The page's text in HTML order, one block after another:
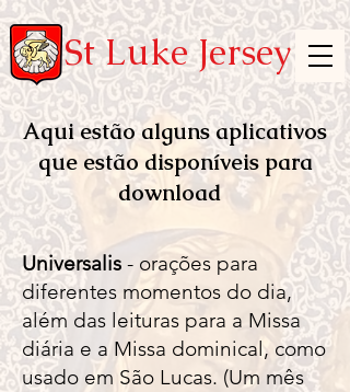
St Luke Jersey
Aqui estão alguns aplicativos
que estão disponíveis para
download
Universalis - orações para
diferentes momentos do dia,
além das leituras para a Missa
diária e a Missa dominical, como
usado em São Lucas. (Um mês